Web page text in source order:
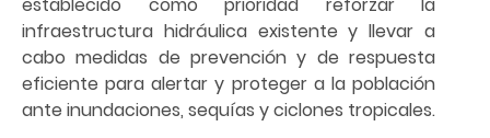
establecido como prioridad reforzar la
infraestructura hidráulica existente y llevar a
cabo medidas de prevención y de respuesta
eficiente para alertar y proteger a la población
ante inundaciones, sequías y ciclones tropicales.